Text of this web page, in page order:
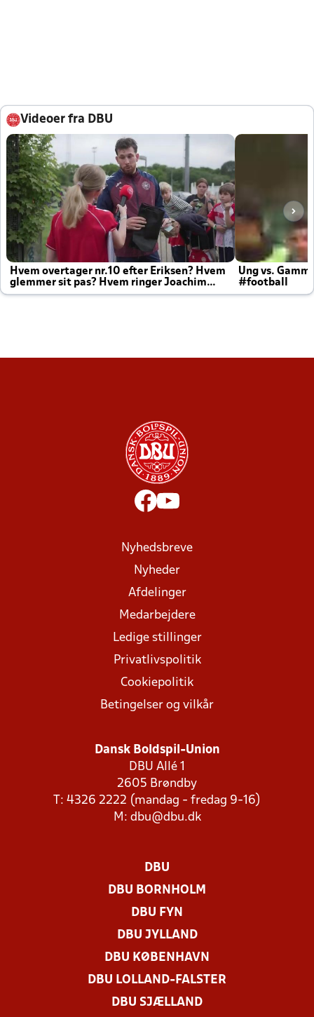
Videoer fra DBU
Hvem overtager nr.10 efter Eriksen? Hvem
glemmer sit pas? Hvem ringer Joachim
altid til efter kampe?
Ung vs.
#football
Nyhedsbreve
Nyheder
Afdelinger
Medarbejdere
Ledige stillinger
Privatlivspolitik
Cookiepolitik
Betingelser og vilkår
Dansk Boldspil-Union
DBU Allé 1
2605 Brøndby
T: 4326 2222 (mandag - fredag 9-16)
M: dbu@dbu.dk
DBU
DBU BORNHOLM
DBU FYN
DBU JYLLAND
DBU KØBENHAVN
DBU LOLLAND-FALSTER
DBU SJÆLLAND